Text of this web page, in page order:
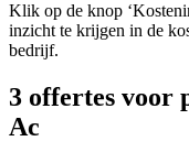
Klik op de knop
inzicht te krijgen in de
bedrijf.
3 offertes voor
Ac